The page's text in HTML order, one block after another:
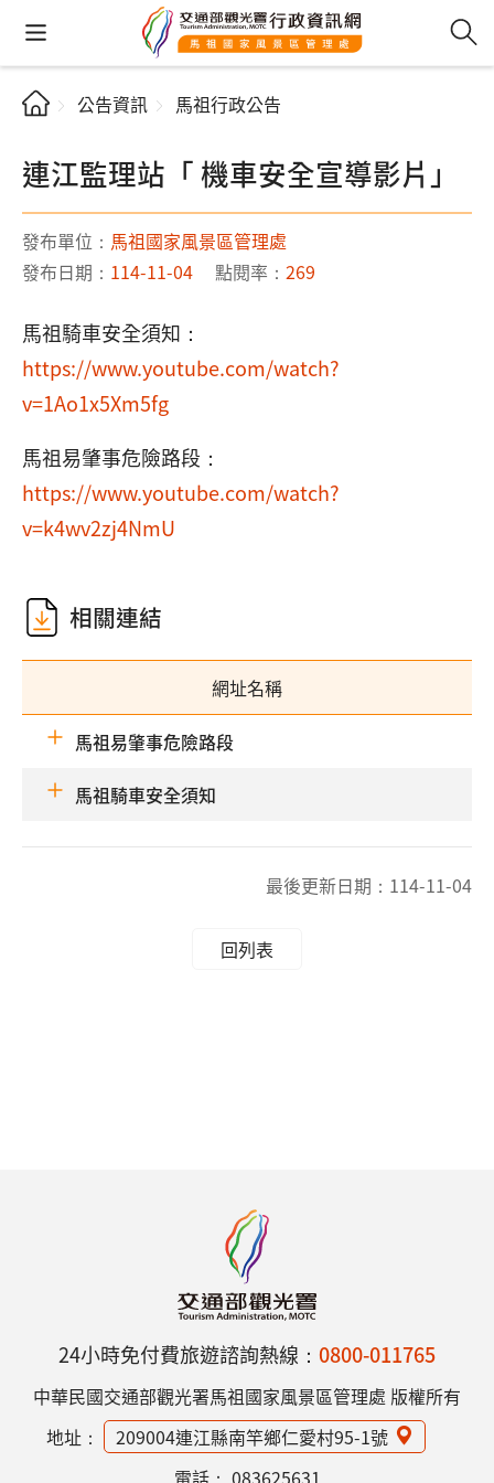
公告資訊 馬祖行政公告
連江監理站「 機車安全宣導影片」
發布單位： 馬祖國家風景區管理處
發布日期： 114-11-04 點閱率： 269
馬祖騎車安全須知：
https://www.youtube.com/watch?
v=1Ao1x5Xm5fg
馬祖易肇事危險路段：
https://www.youtube.com/watch?
v=k4wv2zj4NmU
相關連結
網址名稱
馬祖易肇事危險路段
馬祖騎車安全須知
最後更新日期： 114-11-04
回列表
24小時免付費旅遊諮詢熱線： 0800-011765
中華民國交通部觀光署馬祖國家風景區管理處 版權所有
地址：
209004連江縣南竿鄉仁愛村95-1號
電話： 083625631